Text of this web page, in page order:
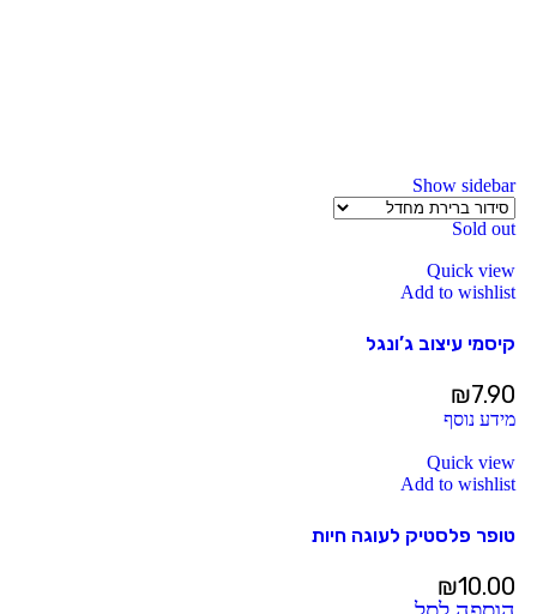
Show sidebar
Sold out
Quick view
Add to wishlist
קיסמי עיצוב ג’ונגל
₪7.90
מידע נוסף
Quick view
Add to wishlist
טופר פלסטיק לעוגה חיות
₪10.00